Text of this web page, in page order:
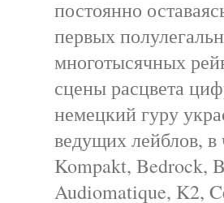
постоянно
первых
многотысячных
сцены расцвета
немецкий гуру
ведущих лейблов, в
Kompakt, Bedrock,
Audiomatique, K2,